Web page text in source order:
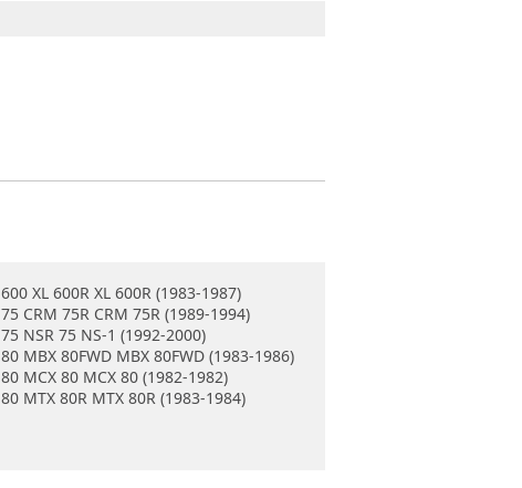
600 XL 600R XL 600R (1983-1987)
75 CRM 75R CRM 75R (1989-1994)
75 NSR 75 NS-1 (1992-2000)
80 MBX 80FWD MBX 80FWD (1983-1986)
80 MCX 80 MCX 80 (1982-1982)
80 MTX 80R MTX 80R (1983-1984)